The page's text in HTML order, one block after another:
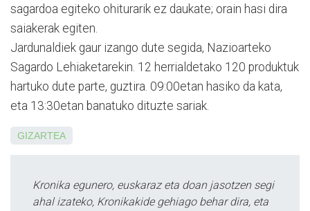
sagardoa egiteko ohiturarik ez daukate; orain hasi dira
saiakerak egiten.
Jardunaldiek gaur izango du­te segida, Nazioarteko
Sagar­do Lehiaketarekin. 12 herrialdetako 120 produktuk
hartuko dute parte, guztira. 09:00etan hasiko da kata,
eta 13:30etan banatuko dituzte sariak.
GIZARTEA
Kronika egunero, euskaraz eta doan jasotzen segi
ahal izateko, Kronikakide gehiago behar dira, eta